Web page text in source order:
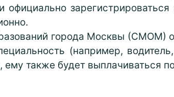
официально
города Москвы (СМОМ)
(например,
ему также будет выплачиваться